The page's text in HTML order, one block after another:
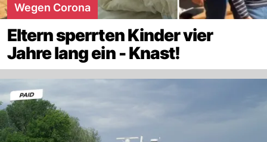
Wegen Corona
Eltern sperrten Kinder vier
Jahre lang ein - Knast!